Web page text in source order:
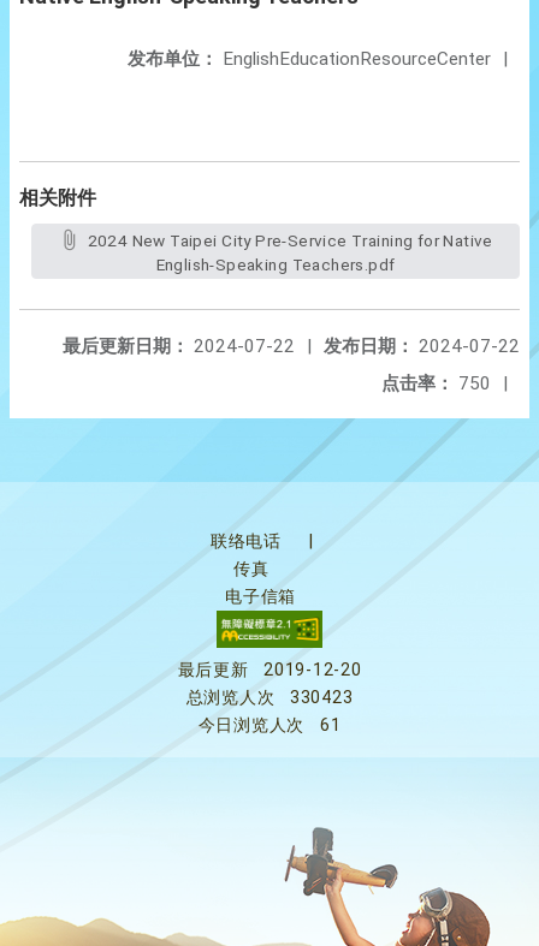
发布单位： EnglishEducationResourceCenter |
相关附件
English-Speaking Teachers.pdf
发布日期： 2024-07-22
最后更新日期： 2024-07-22
|
点击率：
750 |
联络电话
传真
电子信箱
最后更新
2019-12-20
总浏览人次
330423
今日浏览人次
61